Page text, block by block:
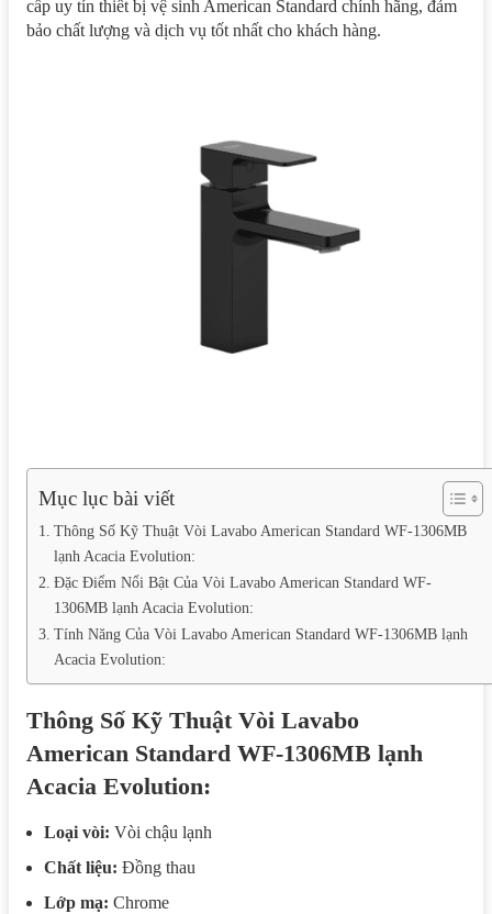
cấp uy tín thiết bị vệ sinh American Standard chính hãng, đảm
bảo chất lượng và dịch vụ tốt nhất cho khách hàng.
Mục lục bài viết
Thông Số Kỹ Thuật Vòi Lavabo American Standard WF-1306MB
lạnh Acacia Evolution:
Đặc Điểm Nổi Bật Của Vòi Lavabo American Standard WF-
1306MB lạnh Acacia Evolution:
Tính Năng Của Vòi Lavabo American Standard WF-1306MB lạnh
Acacia Evolution:
Thông Số Kỹ Thuật Vòi Lavabo
American Standard WF-1306MB lạnh
Acacia Evolution:
Loại vòi: Vòi chậu lạnh
Chất liệu: Đồng thau
Lớp mạ: Chrome